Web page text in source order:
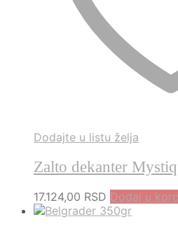
Dodajte u listu želja
Zalto dekanter
17.124,00 RSD Dodaj u